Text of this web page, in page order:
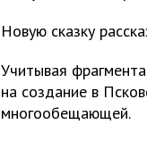
Новую сказку
Учитывая
на создание в
многообещающей.